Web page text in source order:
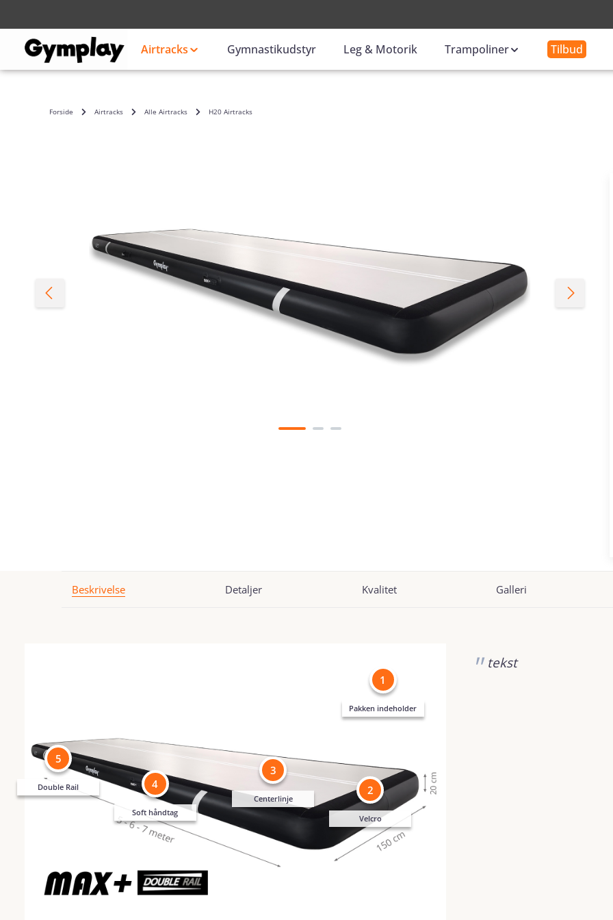
Airtracks Gymnastikudstyr Leg & Motorik Trampoliner Tilbud
Forside Airtracks Alle Airtracks H20 Airtracks
Beskrivelse Detaljer Kvalitet Galleri
Pakken indeholder
1
Velcro
2
Centerlinje
3
Soft håndtag
4
Double Rail
5
tekst